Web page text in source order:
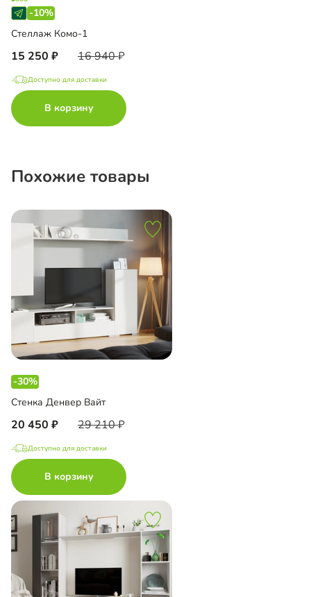
-10%
Стеллаж Комо-1
15 250 16 940
Доступно для доставки
В корзину
Похожие товары
-30%
Стенка Денвер Вайт
20 450 29 210
Доступно для доставки
В корзину